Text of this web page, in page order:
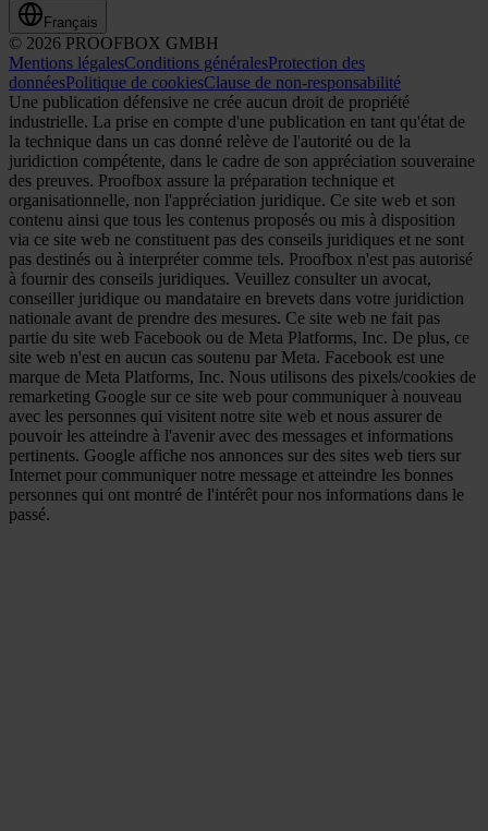
Français
© 2026 PROOFBOX GMBH
Mentions légalesConditions généralesProtection des
donnéesPolitique de cookiesClause de non-responsabilité
Une publication défensive ne crée aucun droit de propriété
industrielle. La prise en compte d'une publication en tant qu'état de
la technique dans un cas donné relève de l'autorité ou de la
juridiction compétente, dans le cadre de son appréciation souveraine
des preuves. Proofbox assure la préparation technique et
organisationnelle, non l'appréciation juridique. Ce site web et son
contenu ainsi que tous les contenus proposés ou mis à disposition
via ce site web ne constituent pas des conseils juridiques et ne sont
pas destinés ou à interpréter comme tels. Proofbox n'est pas autorisé
à fournir des conseils juridiques. Veuillez consulter un avocat,
conseiller juridique ou mandataire en brevets dans votre juridiction
nationale avant de prendre des mesures. Ce site web ne fait pas
partie du site web Facebook ou de Meta Platforms, Inc. De plus, ce
site web n'est en aucun cas soutenu par Meta. Facebook est une
marque de Meta Platforms, Inc. Nous utilisons des pixels/cookies de
remarketing Google sur ce site web pour communiquer à nouveau
avec les personnes qui visitent notre site web et nous assurer de
pouvoir les atteindre à l'avenir avec des messages et informations
pertinents. Google affiche nos annonces sur des sites web tiers sur
Internet pour communiquer notre message et atteindre les bonnes
personnes qui ont montré de l'intérêt pour nos informations dans le
passé.